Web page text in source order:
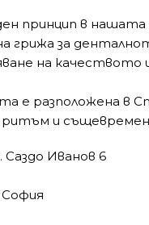
принцип в
грижа за
на качеството
е разположена в
ритъм и
Саздо Иванов 6